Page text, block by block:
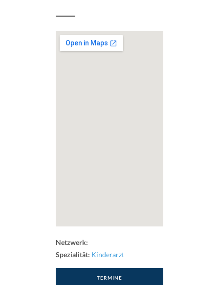
Netzwerk:
Spezialität: Kinderarzt
TERMINE